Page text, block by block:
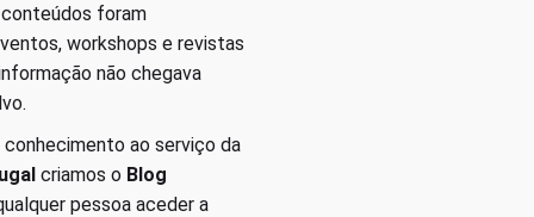
foram
workshops e revistas
não chegava
ao serviço da
criamos o Blog
pessoa aceder a